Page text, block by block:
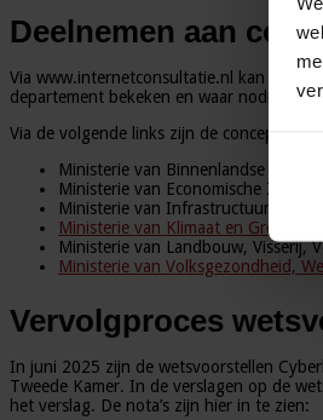
Deelnemen aan
Via www.internetconsultatie.nl kan
departement bekeken en waar nodig
Via de volgende links zijn de concepten
Ministerie van Binnenlandse Zaken
Ministerie van Economische Zaken
Ministerie van Infrastructuur en
Ministerie van Klimaat en Groene
Ministerie van Landbouw, Visserij,
Ministerie van Volksgezondheid,
Vervolgproces
In juni 2025 zijn de wetsvoorstellen
Tweede Kamer. In de verslagen op de
het verslag. De nota’s zijn hier in te zien: